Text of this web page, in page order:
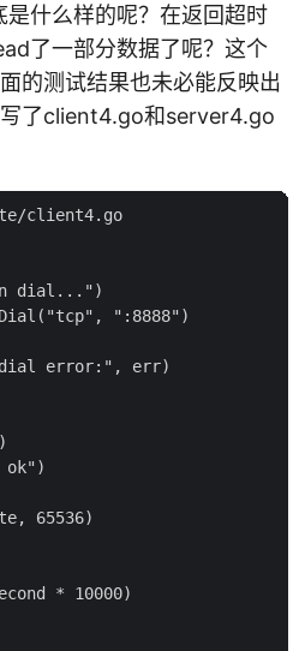
什么样的呢？在返回超时
了一部分数据了呢？这个
的测试结果也未必能反映出
了client4.go和server4.go
client4.go
dial...")
":8888")
error:", err)
ok")
65536)
* 10000)